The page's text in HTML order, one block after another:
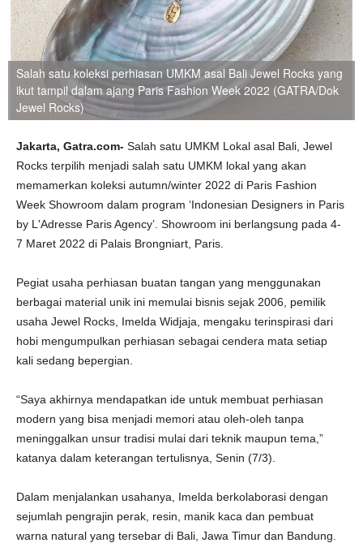
Salah satu koleksi perhiasan UMKM asal Bali Jewel Rocks yang
ikut tampil dalam ajang Paris Fashion Week 2022 (GATRA/Dok
Jewel Rocks)
Jakarta, Gatra.com- Salah satu UMKM Lokal asal Bali, Jewel
Rocks terpilih menjadi salah satu UMKM lokal yang akan
memamerkan koleksi autumn/winter 2022 di Paris Fashion
Week Showroom dalam program ‘Indonesian Designers in Paris
by L'Adresse Paris Agency’. Showroom ini berlangsung pada 4-
7 Maret 2022 di Palais Brongniart, Paris.
Pegiat usaha perhiasan buatan tangan yang menggunakan
berbagai material unik ini memulai bisnis sejak 2006, pemilik
usaha Jewel Rocks, Imelda Widjaja, mengaku terinspirasi dari
hobi mengumpulkan perhiasan sebagai cendera mata setiap
kali sedang bepergian.
“Saya akhirnya mendapatkan ide untuk membuat perhiasan
modern yang bisa menjadi memori atau oleh-oleh tanpa
meninggalkan unsur tradisi mulai dari teknik maupun tema,”
katanya dalam keterangan tertulisnya, Senin (7/3).
Dalam menjalankan usahanya, Imelda berkolaborasi dengan
sejumlah pengrajin perak, resin, manik kaca dan pembuat
warna natural yang tersebar di Bali, Jawa Timur dan Bandung.